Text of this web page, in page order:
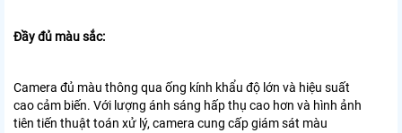
Đầy đủ màu sắc:
Camera đủ màu thông qua ống kính khẩu độ lớn và hiệu suất
caocảm biến. Với lượng ánh sáng hấp thụ cao hơn và hình ảnh
tiên tiến thuật toán xử lý, camera cung cấp giám sát màu